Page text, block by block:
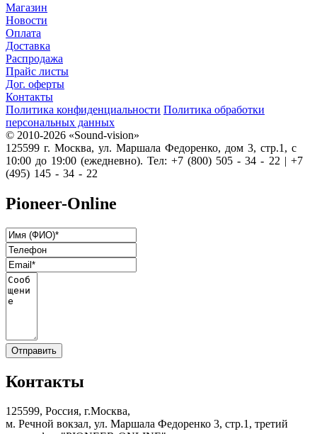
Магазин
Новости
Оплата
Доставка
Распродажа
Прайс листы
Дог. оферты
Контакты
Политика конфиденциальности Политика обработки
персональных данных
© 2010-2026 «Sound-vision»
125599 г. Москва, ул. Маршала Федоренко, дом 3, стр.1, с
10:00 до 19:00 (ежедневно). Тел: +7 (800) 505 - 34 - 22 | +7
(495) 145 - 34 - 22
Pioneer-Online
Контакты
125599, Россия, г.Москва,
м. Речной вокзал, ул. Маршала Федоренко 3, стр.1, третий